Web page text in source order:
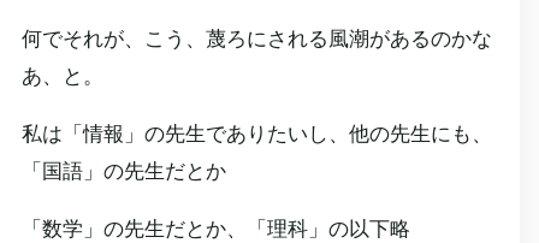
何でそれが、こう、蔑ろにされる風潮があるのかな
あ、と。
私は「情報」の先生でありたいし、他の先生にも、
「国語」の先生だとか
「数学」の先生だとか、「理科」の以下略